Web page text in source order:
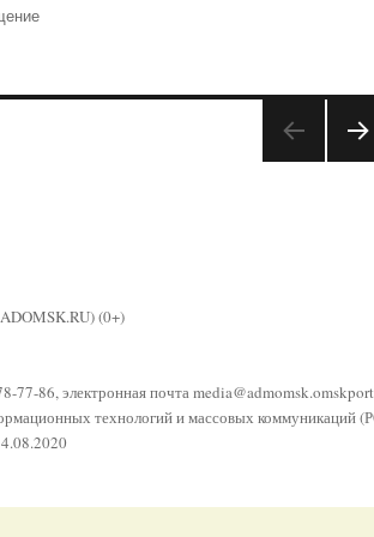
(0+)
77-86, электронная почта
технологий и массовых